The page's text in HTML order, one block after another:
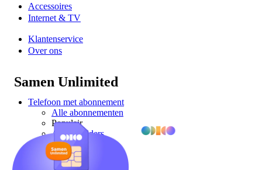
Accessoires
Internet & TV
Klantenservice
Over ons
Telefoon met abonnement
Alle abonnementen
Populair
Alle providers
Providers
Odido
Samen Unlimited